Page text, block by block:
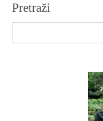
Pretraži